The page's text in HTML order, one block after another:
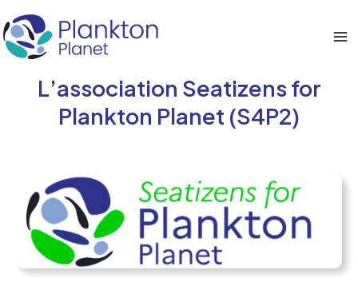
au
contenu
L’association Seatizens for
Plankton Planet (S4P2)